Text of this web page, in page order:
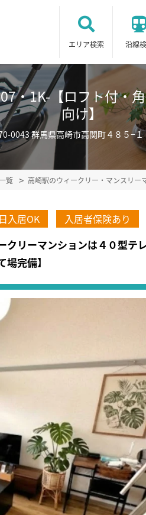
エリア検索 沿線
・1K-【ロフト付・
向け】
0043 群馬県高崎市高関町４８５−１
覧 高崎駅のウィークリー・マンスリー
入居OK 入居者保険あり
クリーマンションは４０型
完備】